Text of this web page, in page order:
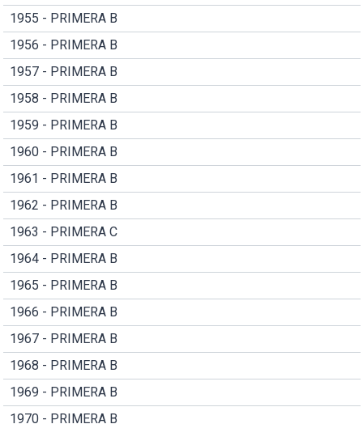
1955 - PRIMERA B
1956 - PRIMERA B
1957 - PRIMERA B
1958 - PRIMERA B
1959 - PRIMERA B
1960 - PRIMERA B
1961 - PRIMERA B
1962 - PRIMERA B
1963 - PRIMERA C
1964 - PRIMERA B
1965 - PRIMERA B
1966 - PRIMERA B
1967 - PRIMERA B
1968 - PRIMERA B
1969 - PRIMERA B
1970 - PRIMERA B